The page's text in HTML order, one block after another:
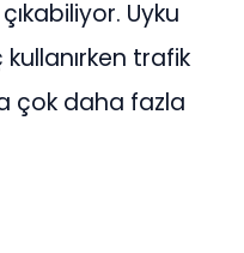
Uyku
trafik
çok daha fazla